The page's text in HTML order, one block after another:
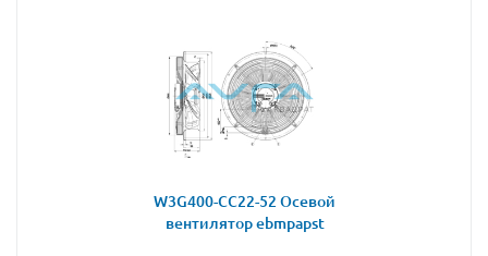
W3G400-CC22-52 Осевой
вентилятор ebmpapst